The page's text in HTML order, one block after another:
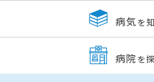
病気 を
病院 を